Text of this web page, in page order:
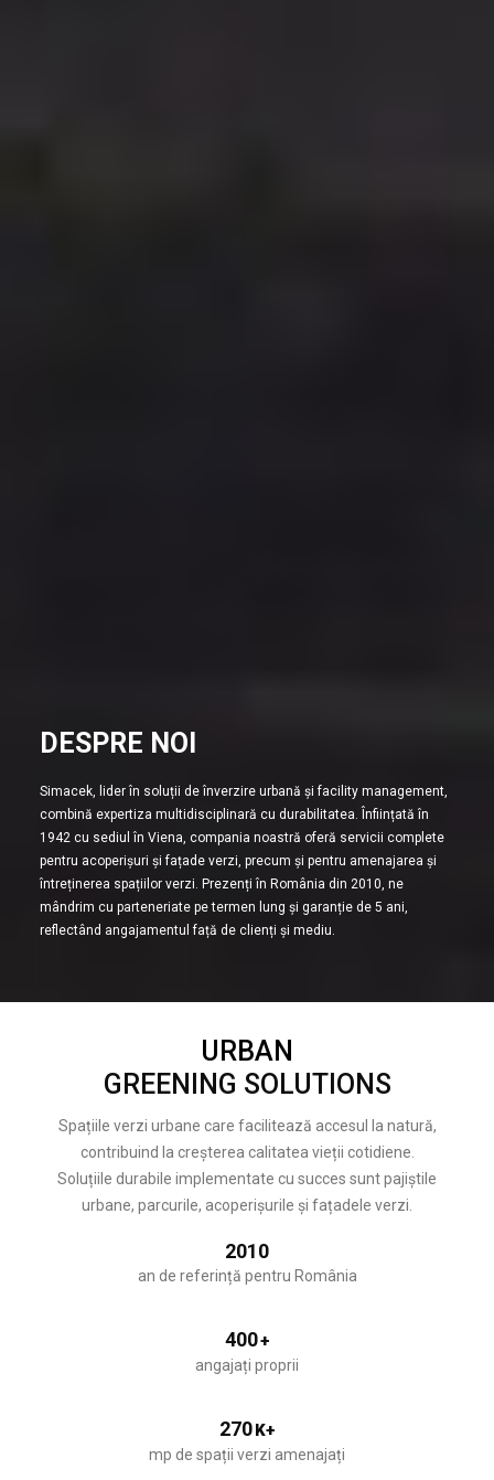
DESPRE NOI
Simacek, lider în soluții de înverzire urbană și facility management,
combină expertiza multidisciplinară cu durabilitatea. Înființată în
1942 cu sediul în Viena, compania noastră oferă servicii complete
pentru acoperișuri și fațade verzi, precum și pentru amenajarea și
întreținerea spațiilor verzi. Prezenți în România din 2010, ne
mândrim cu parteneriate pe termen lung și garanție de 5 ani,
reflectând angajamentul față de clienți și mediu.
URBAN
GREENING SOLUTIONS
Spațiile verzi urbane care facilitează accesul la natură,
contribuind la creșterea calitatea vieții cotidiene.
Soluțiile durabile implementate cu succes sunt pajiștile
urbane, parcurile, acoperișurile și fațadele verzi.
2010
an de referință pentru România
400+
angajați proprii
270K+
mp de spații verzi amenajați